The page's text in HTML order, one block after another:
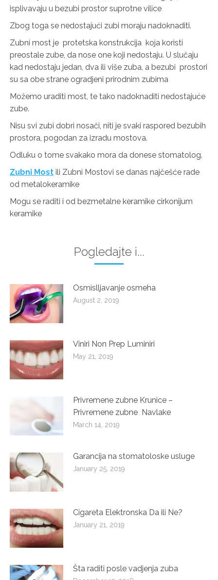
isplivavaju u bezubi prostor suprotne vilice
Zbog toga se nedostajući zubi moraju nadoknaditi.
Zubni most je protetska konstrukcija koja koristi
preostale zube, da nose one koji nedostaju. U slučaju
kad nedostaju jedan, dva ili više zuba, a bezubi prostori
su sa obe strane ogradjeni prirodnim zubima
Možemo uraditi most, te tako nadoknaditi nedostajuće
zube.
Nisu svi zubi dobri nosači, niti je svaki raspored bezubih
prostora, pogodan za izradu mostova.
Odluku o tome svakako mora da donese stomatolog.
Zubni Most ili Zubni Mostovi se danas najčešće rade
od metalokeramike
Mogu se raditi i od bezmetalne keramike cirkonijum
keramike
Pogledajte i...
Osmislljavanje osmeha
August 2, 2019
Viniri Non Prep Luminiri
May 21, 2019
Privremene zubne Krunice –
Privremene zubne Navlake
March 14, 2019
Garancija na stomatoloske usluge
January 25, 2019
Cigareta Elektronska Da ili Ne?
January 21, 2019
Šta raditi posle vadjenja zuba